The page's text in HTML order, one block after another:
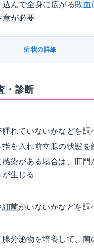
込んで全身に広がる敗血
意が必要
症状の詳細
・診断
腫れていないかなどを調
指を入れ前立腺の状態を
感染がある場合は、肛門
が生じる
細菌がいないかなどを調
腺分泌物を培養 して、菌